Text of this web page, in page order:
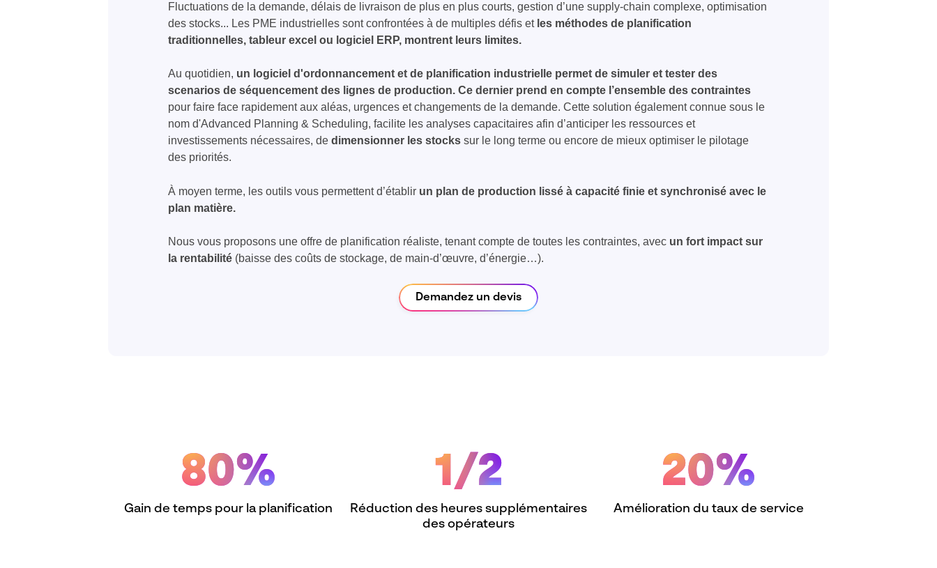
Fluctuations de la demande, délais de livraison de plus en plus courts, gestion d’une supply-chain complexe, optimisation
des stocks... Les PME industrielles sont confrontées à de multiples défis et les méthodes de planification
traditionnelles, tableur excel ou logiciel ERP, montrent leurs limites.
Au quotidien, un logiciel d'ordonnancement et de planification industrielle permet de simuler et tester des
scenarios de séquencement des lignes de production. Ce dernier prend en compte l’ensemble des contraintes
pour faire face rapidement aux aléas, urgences et changements de la demande. Cette solution également connue sous le
nom d'Advanced Planning & Scheduling, facilite les analyses capacitaires afin d’anticiper les ressources et
investissements nécessaires, dedimensionner les stocks sur le long terme ou encore de mieux optimiser le pilotage
des priorités.
À moyen terme, les outils vous permettent d’établir un plan de production lissé à capacité finie et synchronisé avec le
plan matière.
Nous vous proposons une offre de planification réaliste, tenant compte de toutes les contraintes, avec un fort impact sur
la rentabilité (baisse des coûts de stockage, de main-d’œuvre, d’énergie…).
Demandez un devis
80%
Gain de temps pour la planification
1/2
Réduction des heures supplémentaires
des opérateurs
20%
Amélioration du taux de service